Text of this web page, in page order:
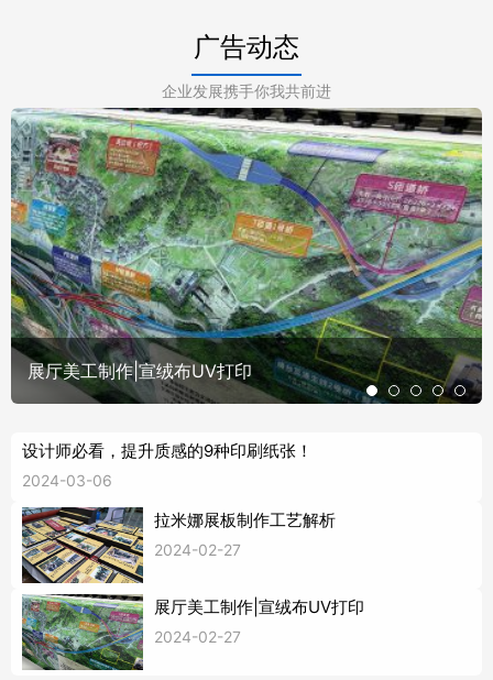
广告动态
企业发展携手你我共前进
展厅美工制作|宣绒布UV打印
设计师必看，提升质感的9种印刷纸张！
2024-03-06
拉米娜展板制作工艺解析
2024-02-27
展厅美工制作|宣绒布UV打印
2024-02-27